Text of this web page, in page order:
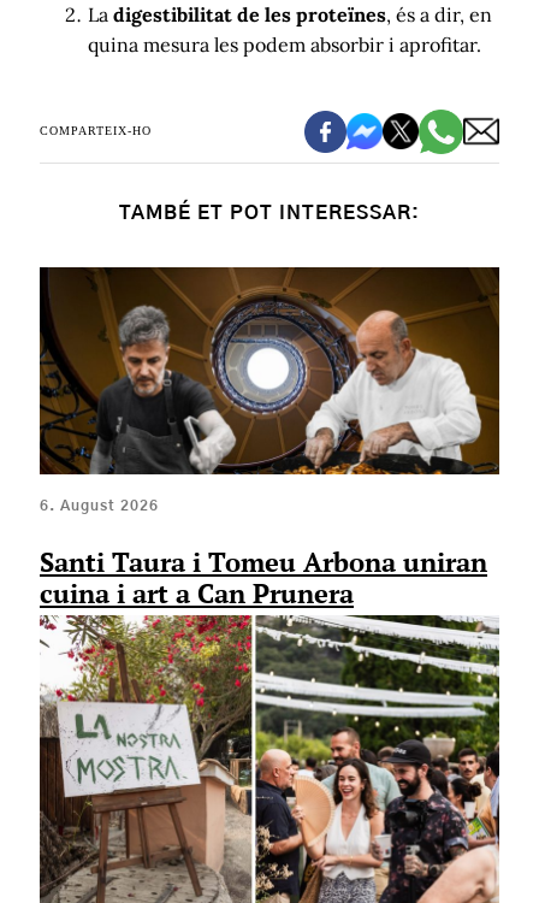
La digestibilitat de les proteïnes, és a dir, en
quina mesura les podem absorbir i aprofitar.
COMPARTEIX-HO
TAMBÉ ET POT INTERESSAR:
6. August 2026
Santi Taura i Tomeu Arbona uniran
cuina i art a Can Prunera